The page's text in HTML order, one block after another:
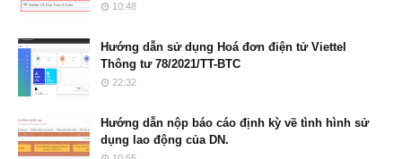
10:48
Hướng dẫn sử dụng Hoá đơn điện tử Viettel
Thông tư 78/2021/TT-BTC
22:32
Hướng dẫn nộp báo cáo định kỳ về tình hình sử
dụng lao động của DN.